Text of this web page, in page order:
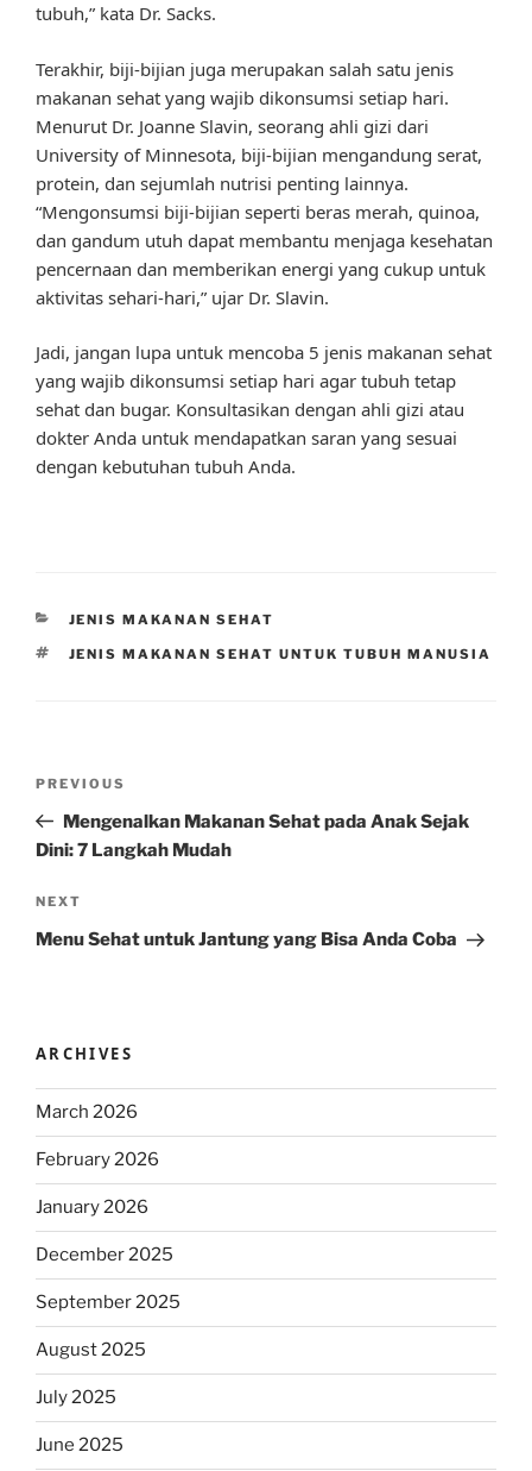
tubuh,” kata Dr. Sacks.
Terakhir, biji-bijian juga merupakan salah satu jenis
makanan sehat yang wajib dikonsumsi setiap hari.
Menurut Dr. Joanne Slavin, seorang ahli gizi dari
University of Minnesota, biji-bijian mengandung serat,
protein, dan sejumlah nutrisi penting lainnya.
“Mengonsumsi biji-bijian seperti beras merah, quinoa,
dan gandum utuh dapat membantu menjaga kesehatan
pencernaan dan memberikan energi yang cukup untuk
aktivitas sehari-hari,” ujar Dr. Slavin.
Jadi, jangan lupa untuk mencoba 5 jenis makanan sehat
yang wajib dikonsumsi setiap hari agar tubuh tetap
sehat dan bugar. Konsultasikan dengan ahli gizi atau
dokter Anda untuk mendapatkan saran yang sesuai
dengan kebutuhan tubuh Anda.
CATEGORIES
JENIS MAKANAN SEHAT
TAGS
JENIS MAKANAN SEHAT UNTUK TUBUH MANUSIA
Previous
Post
PREVIOUS
Mengenalkan Makanan Sehat pada Anak Sejak
Dini: 7 Langkah Mudah
Next
Post
NEXT
Menu Sehat untuk Jantung yang Bisa Anda Coba
ARCHIVES
March 2026
February 2026
January 2026
December 2025
September 2025
August 2025
July 2025
June 2025